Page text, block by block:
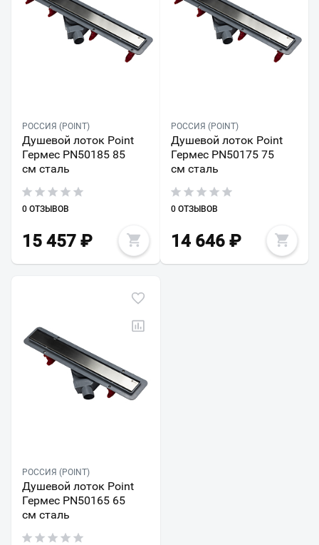
РОССИЯ (POINT)
Душевой лоток Point
Гермес PN50185 85
см сталь
0 ОТЗЫВОВ
15 457 ₽
РОССИЯ (POINT)
Душевой лоток Point
Гермес PN50175 75
см сталь
0 ОТЗЫВОВ
14 646₽
РОССИЯ (POINT)
Душевой лоток Point
Гермес PN50165 65
см сталь